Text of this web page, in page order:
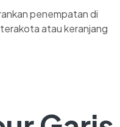
penempatan di
terakota atau keranjang